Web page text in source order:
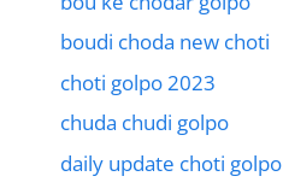
boudi choda new choti
choti golpo 2023
chuda chudi golpo
daily update choti golpo